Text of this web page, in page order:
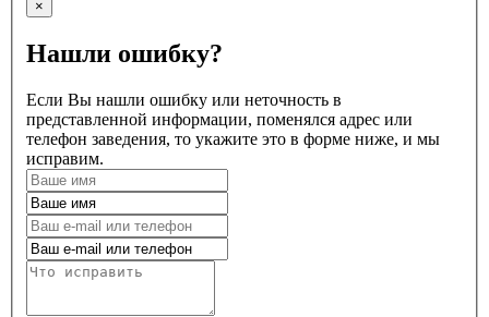
×
Нашли ошибку?
Если Вы нашли ошибку или неточность в
представленной информации, поменялся адрес или
телефон заведения, то укажите это в форме ниже, и мы
исправим.